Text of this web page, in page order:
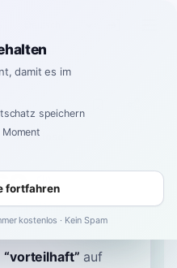
›beneficioso
“vorteilhaft” auf
damit es im
speichern
fortfahren
kostenlos · Kein Spam